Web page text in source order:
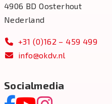
4906 BD Oosterhout
Nederland
+31 (0)162 – 459 499
info@okdv.nl
Socialmedia